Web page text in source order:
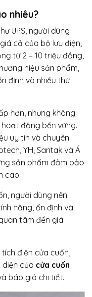
nhiêu?
UPS, người dùng
cả của bộ lưu điện,
từ 2 – 10 triệu đồng,
hiệu sản phẩm,
định và nhiều thứ
hơn, nhưng không
động bền vững.
uy tín và chuyên
YH, Santak và Á
sản phẩm đảm bảo
cao.
người dùng nên
năng, ổn định và
tâm đến giá
điện cửa cuốn,
diện của cửa cuốn
báo giá chi tiết.